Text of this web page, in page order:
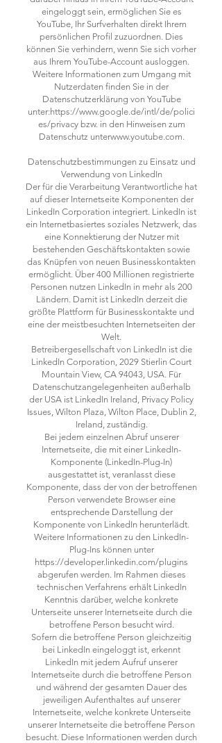
eingeloggt sein, ermöglichen Sie es
YouTube, Ihr Surfverhalten direkt Ihrem
persönlichen Profil zuzuordnen. Dies
können Sie verhindern, wenn Sie sich vorher
aus Ihrem YouTube-Account ausloggen.
Weitere Informationen zum Umgang mit
Nutzerdaten finden Sie in der
Datenschutzerklärung von YouTube
unter:https://www.google.de/intl/de/polici
es/privacy bzw. in den Hinweisen zum
Datenschutz unterwww.youtube.com.
Datenschutzbestimmungen zu Einsatz und
Verwendung von LinkedIn
Der für die Verarbeitung Verantwortliche hat
auf dieser Internetseite Komponenten der
LinkedIn Corporation integriert. LinkedIn ist
ein Internetbasiertes soziales Netzwerk, das
eine Konnektierung der Nutzer mit
bestehenden Geschäftskontakten sowie
das Knüpfen von neuen Businesskontakten
ermöglicht. Über 400 Millionen registrierte
Personen nutzen LinkedIn in mehr als 200
Ländern. Damit ist LinkedIn derzeit die
größte Plattform für Businesskontakte und
eine der meistbesuchten Internetseiten der
Welt.
Betreibergesellschaft von LinkedIn ist die
LinkedIn Corporation, 2029 Stierlin Court
Mountain View, CA 94043, USA. Für
Datenschutzangelegenheiten außerhalb
der USA ist LinkedIn Ireland, Privacy Policy
Issues, Wilton Plaza, Wilton Place, Dublin 2,
Ireland, zuständig.
Bei jedem einzelnen Abruf unserer
Internetseite, die mit einer LinkedIn-
Komponente (LinkedIn-Plug-In)
ausgestattet ist, veranlasst diese
Komponente, dass der von der betroffenen
Person verwendete Browser eine
entsprechende Darstellung der
Komponente von LinkedIn herunterlädt.
Weitere Informationen zu den LinkedIn-
Plug-Ins können unter
https://developer.linkedin.com/plugins
abgerufen werden. Im Rahmen dieses
technischen Verfahrens erhält LinkedIn
Kenntnis darüber, welche konkrete
Unterseite unserer Internetseite durch die
betroffene Person besucht wird.
Sofern die betroffene Person gleichzeitig
bei LinkedIn eingeloggt ist, erkennt
LinkedIn mit jedem Aufruf unserer
Internetseite durch die betroffene Person
und während der gesamten Dauer des
jeweiligen Aufenthaltes auf unserer
Internetseite, welche konkrete Unterseite
unserer Internetseite die betroffene Person
besucht. Diese Informationen werden durch